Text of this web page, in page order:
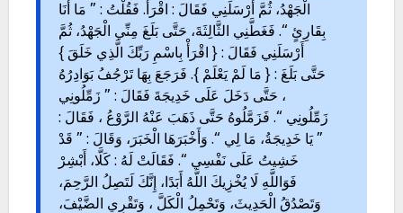
الْجَهْدُ، ثُمَّ أَرْسَلَنِي فَقَالَ : اقْرَأْ. فَقُلْتُ : ” مَا أَنَا
بِقَارِئٍ “. فَغَطَّنِي الثَّالِثَةَ، حَتَّى بَلَغَ مِنِّي الْجَهْدُ، ثُمَّ
أَرْسَلَنِي فَقَالَ : { اقْرَأْ بِاسْمِ رَبِّكَ الَّذِي خَلَقَ }
حَتَّى بَلَغَ : { مَا لَمْ يَعْلَمْ }. فَرَجَعَ بِهَا تَرْجُفُ بَوَادِرُهُ
، حَتَّى دَخَلَ عَلَى خَدِيجَةَ فَقَالَ : ” زَمِّلُونِي
زَمِّلُونِي “. فَزَمَّلُوهُ حَتَّى ذَهَبَ عَنْهُ الرَّوْعُ ، فَقَالَ :
” يَا خَدِيجَةُ، مَا لِي “. وَأَخْبَرَهَا الْخَبَرَ، وَقَالَ : ” قَدْ
خَشِيتُ عَلَى نَفْسِي “. فَقَالَتْ لَهُ : كَلَّا، أَبْشِرْ
فَوَاللَّهِ لَا يُخْزِيكَ اللَّهُ أَبَدًا، إِنَّكَ لَتَصِلُ الرَّحِمَ،
وَتَصْدُقُ الْحَدِيثَ، وَتَحْمِلُ الْكَلَّ ، وَتَقْرِي الضَّيْفَ،